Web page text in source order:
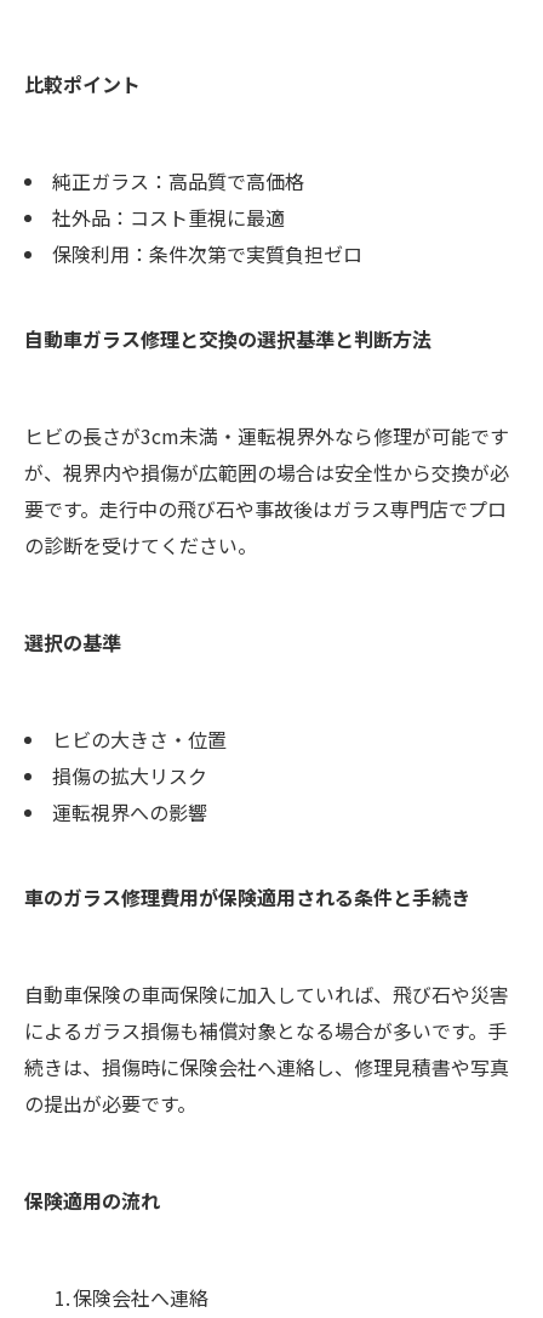
比較ポイント
純正ガラス：高品質で高価格
社外品：コスト重視に最適
保険利用：条件次第で実質負担ゼロ
自動車ガラス修理と交換の選択基準と判断方法
ヒビの長さが3cm未満・運転視界外なら修理が可能です
が、視界内や損傷が広範囲の場合は安全性から交換が必
要です。走行中の飛び石や事故後はガラス専門店でプロ
の診断を受けてください。
選択の基準
ヒビの大きさ・位置
損傷の拡大リスク
運転視界への影響
車のガラス修理費用が保険適用される条件と手続き
自動車保険の車両保険に加入していれば、飛び石や災害
によるガラス損傷も補償対象となる場合が多いです。手
続きは、損傷時に保険会社へ連絡し、修理見積書や写真
の提出が必要です。
保険適用の流れ
保険会社へ連絡